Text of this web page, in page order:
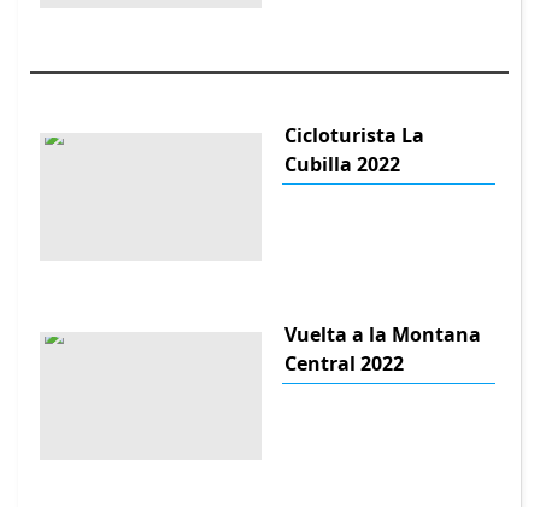
Cicloturista La
Cubilla 2022
Vuelta a la Montana
Central 2022